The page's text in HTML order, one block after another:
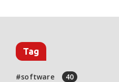
Tag
software 40